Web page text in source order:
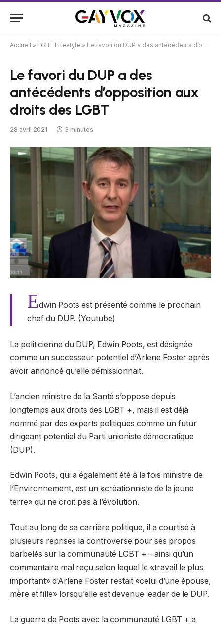
Accueil » LGBT Lifestyle » Le favori du DUP a des antécédents d’opposition aux droits des LGBT
Le favori du DUP a des
antécédents d’opposition aux
droits des LGBT
28 avril 2021 3 minutes
Edwin Poots est présenté comme le prochain
chef du DUP. (Youtube)
La politicienne du DUP, Edwin Poots, est désignée
comme un successeur potentiel d’Arlene Foster après
avoir annoncé qu’elle démissionnait.
L’ancien ministre de la Santé s’oppose depuis
longtemps aux droits des LGBT +, mais il est déjà
nommé par des experts politiques comme un futur
dirigeant potentiel du Parti unioniste démocratique
(DUP).
Edwin Poots, qui a également été à la fois ministre de
l’Environnement, est un «créationniste de la jeune
terre» qui ne croit pas à l’évolution.
Tout au long de sa carrière politique, il a courtisé à
plusieurs reprises la controverse pour ses propos
barbelés sur la communauté LGBT + – ainsi qu’un
commentaire mal reçu selon lequel le «travail le plus
important» d’Arlene Foster restait «celui d’une épouse,
mère et fille» lorsqu’elle est devenue leader de le DUP.
La guerre de Poots avec la communauté LGBT + a